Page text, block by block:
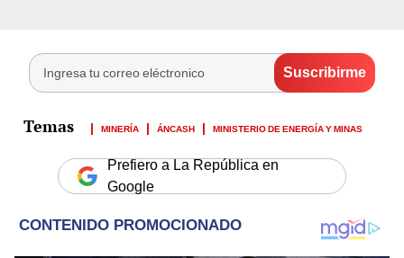
MINERÍA ÁNCASH MINISTERIO DE ENERGÍA Y MINAS
Prefiero a La República en
Google